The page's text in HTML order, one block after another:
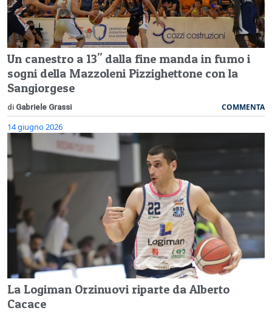
Un canestro a 13" dalla fine manda in fumo i
sogni della Mazzoleni Pizzighettone con la
Sangiorgese
di Gabriele Grassi COMMENTA
14 giugno 2026
La Logiman Orzinuovi riparte da Alberto
Cacace